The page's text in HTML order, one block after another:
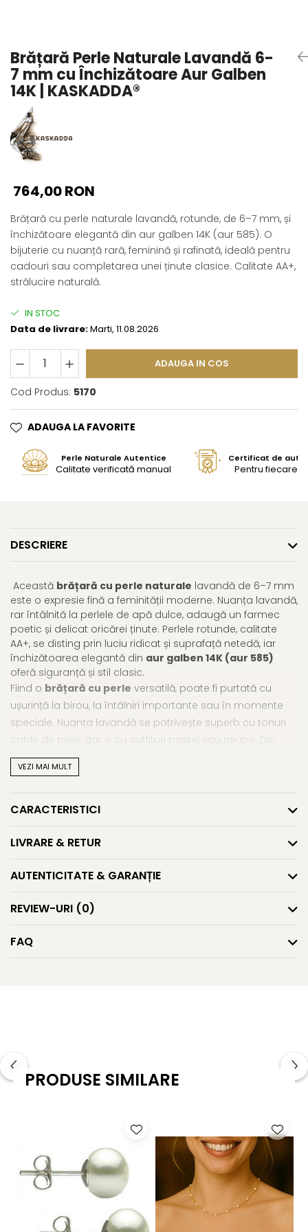
Pandantive cu Perle
Brose cu Perle
Brățară Perle Naturale Lavandă 6-
7 mm cu Închizătoare Aur Galben
14K | KASKADDA®
764,00 RON
Brățară cu perle naturale lavandă, rotunde, de 6–7 mm, și
închizătoare elegantă din aur galben 14K (aur 585). O
bijuterie cu nuanță rară, feminină și rafinată, ideală pentru
cadouri sau completarea unei ținute clasice. Calitate AA+,
strălucire naturală.
IN STOC
Data de livrare:Marti, 11.08.2026
ADAUGA IN COS
Cod Produs: 5170
ADAUGA LA FAVORITE
Perle Naturale Autentice
Calitate verificată manual
Certificat de
Pentru fiecare
DESCRIERE
Această brățară cu perle naturale lavandă de 6–7 mm
este o expresie fină a feminității moderne. Nuanța lavandă,
rar întâlnită la perlele de apă dulce, adaugă un farmec
poetic și delicat oricărei ținute. Perlele rotunde, calitate
AA+, se disting prin luciu ridicat și suprafață netedă, iar
închizătoarea elegantă din aur galben 14K (aur 585)
oferă siguranță și stil clasic.
Fiind o brățară cu perle versatilă, poate fi purtată cu
ușurință la birou, la întâlniri importante sau în momente
speciale. Nuanța lavandă se potrivește superb cu tonuri
calde de piele, dar și cu outfituri pastel sau neutre. Din
colecția noastră de
model se remarcă prin echilibrul între rafinament discret și
personalitate unică – obrățară aur cu perlecreată
pentru femeile care adoră detaliile rare.
Fiecare perlă este unică, iar ușoarele variații de culoare și
naturale. Această bijuterie nu este doar frumoasă, ci și
elegantă.
Caracteristici tehnice
Tipul perlelor: perle naturale de cultura, de apă dulce
Culoarea: lavandă naturală
Lungime brățară: 18 cm
Greutate: aproximativ 9.50 g
KASKADDA este un brand european de bijuterii premium,
cu marcă înregistrată în 27 de țări. Toate produsele sunt
VEZI MAI MULT
CARACTERISTICI
LIVRARE & RETUR
AUTENTICITATE & GARANȚIE
REVIEW-URI (0)
FAQ
PRODUSE SIMILARE